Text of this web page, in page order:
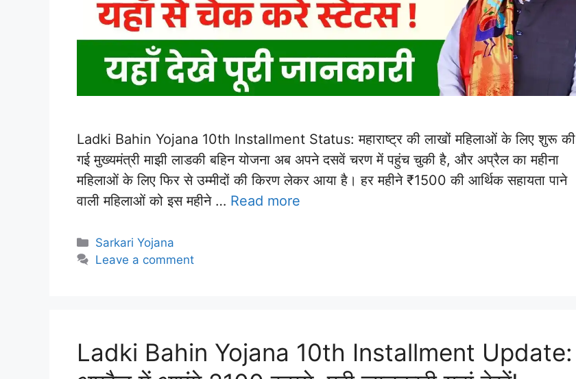
Ladki Bahin Yojana 10th Installment Status: महाराष्ट्र की लाखों महिलाओं के लिए शुरू की
गई मुख्यमंत्री माझी लाडकी बहिन योजना अब अपने दसवें चरण में पहुंच चुकी है, और अप्रैल का महीना
महिलाओं के लिए फिर से उम्मीदों की किरण लेकर आया है। हर महीने ₹1500 की आर्थिक सहायता पाने
वाली महिलाओं को इस महीने … Read more
Categories
Sarkari Yojana
Leave a comment
Ladki Bahin Yojana 10th Installment Update: